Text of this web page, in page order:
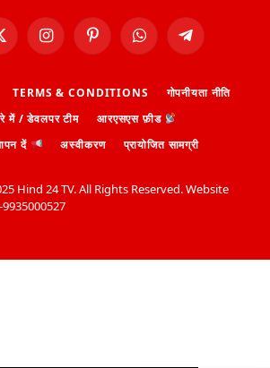
InstagramPinterestWhatsAppTelegram
TERMS & CONDITIONS
गोपनीयता नीति
में / डेवलपर टीम
आरएसएस फ़ीड
दें
अस्वीकरण प्रायोजित सामग्री
Hind 24 TV. All Rights Reserved. Website